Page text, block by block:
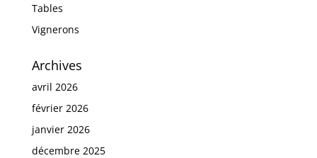
Tables
Vignerons
Archives
avril 2026
février 2026
janvier 2026
décembre 2025